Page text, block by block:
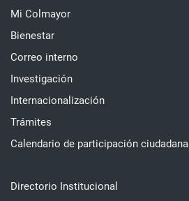
Mi Colmayor
Bienestar
Correo interno
Investigación
Internacionalización
Trámites
Calendario de participación ciudadana
Directorio Institucional